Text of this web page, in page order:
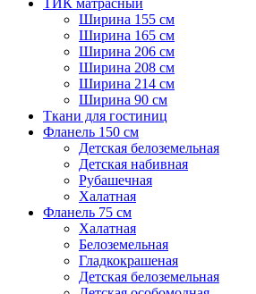
ТИК матрасный
Ширина 155 см
Ширина 165 см
Ширина 206 см
Ширина 208 см
Ширина 214 см
Ширина 90 см
Ткани для гостиниц
Фланель 150 см
Детская белоземельная
Детская набивная
Рубашечная
Халатная
Фланель 75 см
Халатная
Белоземельная
Гладкокрашеная
Детская белоземельная